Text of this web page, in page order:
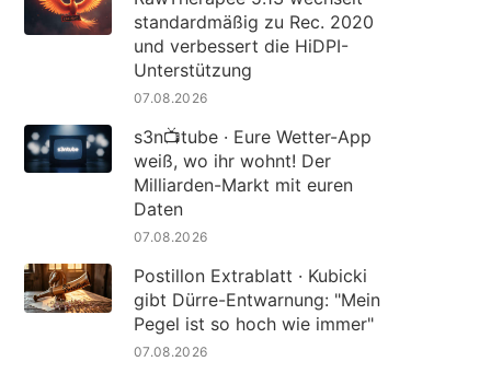
standardmäßig zu Rec. 2020
und verbessert die HiDPI-
Unterstützung
07.08.2026
s3n📺tube · Eure Wetter-App
weiß, wo ihr wohnt! Der
Milliarden-Markt mit euren
Daten
07.08.2026
Postillon Extrablatt · Kubicki
gibt Dürre-Entwarnung: "Mein
Pegel ist so hoch wie immer"
07.08.2026